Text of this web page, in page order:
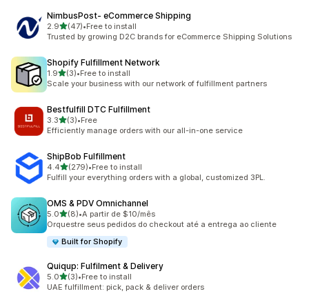
NimbusPost‑ eCommerce Shipping
2.9별 5개 중
(47)
총 리뷰 47개
•Free to install
Trusted by growing D2C brands for eCommerce Shipping Solutions
Shopify Fulfillment Network
1.9별 5개 중
(3)
총 리뷰 3개
•Free to install
Scale your business with our network of fulfillment partners
Bestfulfill DTC Fulfillment
3.3별 5개 중
(3)
총 리뷰 3개
•Free
Efficiently manage orders with our all-in-one service
ShipBob Fulfillment
4.4별 5개 중
(279)
총 리뷰 279개
•Free to install
Fulfill your everything orders with a global, customized 3PL.
OMS & PDV Omnichannel
5.0별 5개 중
(8)
총 리뷰 8개
•A partir de $10/mês
Orquestre seus pedidos do checkout até a entrega ao cliente
Built for Shopify
Quiqup: Fulfilment & Delivery
5.0별 5개 중
(3)
총 리뷰 3개
•Free to install
UAE fulfillment: pick, pack & deliver orders